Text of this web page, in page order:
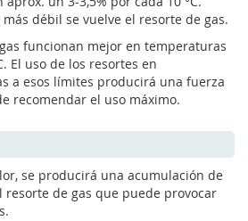
débil se vuelve el resorte de gas.
funcionan mejor en temperaturas
El uso de los resortes en
a esos límites producirá una fuerza
recomendar el uso máximo.
se producirá una acumulación de
de gas que puede provocar